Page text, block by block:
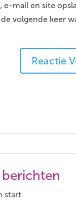
e-mail en site
volgende keer
start